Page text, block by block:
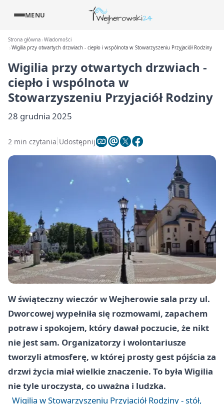
MENU
Strona główna Wiadomości
Wigilia przy otwartych drzwiach - ciepło i wspólnota w Stowarzyszeniu Przyjaciół Rodziny
Wigilia przy otwartych drzwiach -
ciepło i wspólnota w
Stowarzyszeniu Przyjaciół Rodziny
28 grudnia 2025
2 min czytania Udostępnij
W świąteczny wieczór w Wejherowie sala przy ul.
Dworcowej wypełniła się rozmowami, zapachem
potraw i spokojem, który dawał poczucie, że nikt
nie jest sam. Organizatorzy i wolontariusze
tworzyli atmosferę, w której prosty gest pójścia za
drzwi życia miał wielkie znaczenie. To była Wigilia
nie tyle uroczysta, co uważna i ludzka.
Wigilia w Stowarzyszeniu Przyjaciół Rodziny - stół,